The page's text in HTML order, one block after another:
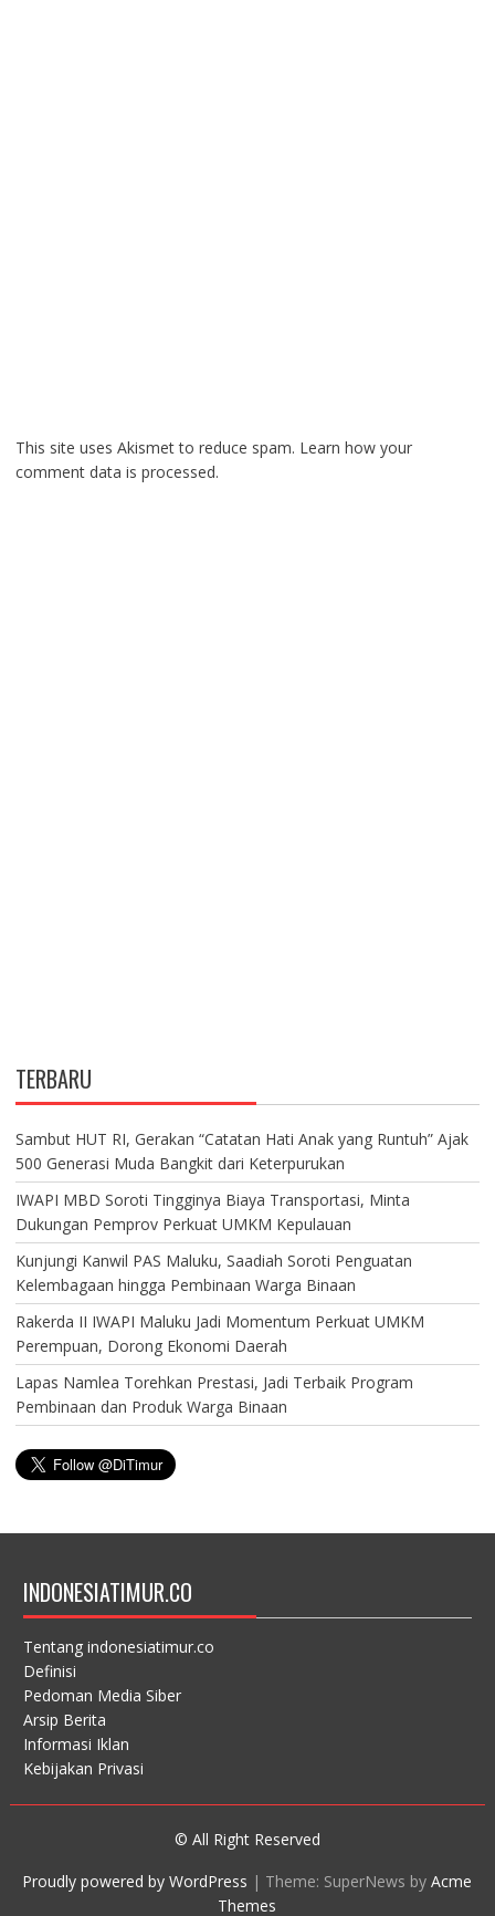
This site uses Akismet to reduce spam. Learn how your
comment data is processed.
TERBARU
Sambut HUT RI, Gerakan “Catatan Hati Anak yang Runtuh” Ajak
500 Generasi Muda Bangkit dari Keterpurukan
IWAPI MBD Soroti Tingginya Biaya Transportasi, Minta
Dukungan Pemprov Perkuat UMKM Kepulauan
Kunjungi Kanwil PAS Maluku, Saadiah Soroti Penguatan
Kelembagaan hingga Pembinaan Warga Binaan
Rakerda II IWAPI Maluku Jadi Momentum Perkuat UMKM
Perempuan, Dorong Ekonomi Daerah
Lapas Namlea Torehkan Prestasi, Jadi Terbaik Program
Pembinaan dan Produk Warga Binaan
INDONESIATIMUR.CO
Tentang indonesiatimur.co
Definisi
Pedoman Media Siber
Arsip Berita
Informasi Iklan
Kebijakan Privasi
© All Right Reserved
Proudly powered by WordPress | Theme: SuperNews byAcme
Themes